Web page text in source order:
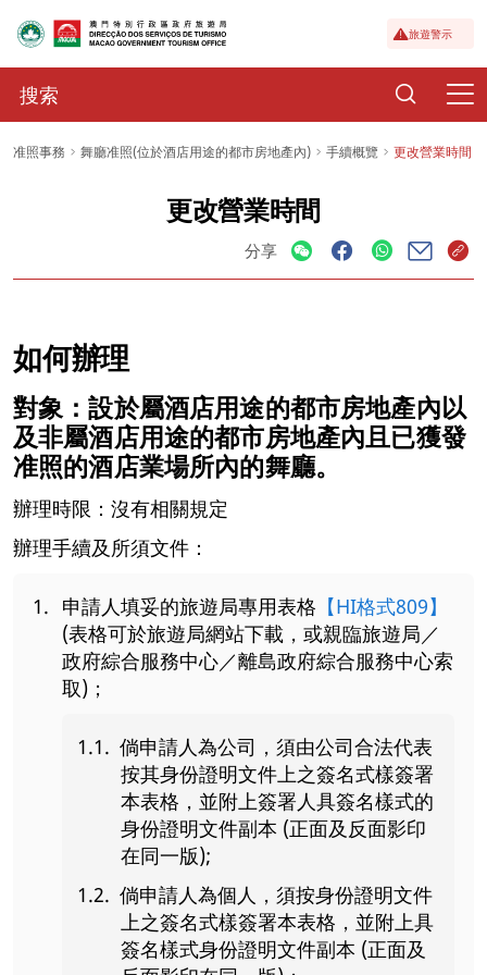
旅遊警示
准照事務 舞廳准照(位於酒店用途的都市房地產內) 手續概覽 更改營業時間
更改營業時間
分享
如何辦理
對象：設於屬酒店用途的都市房地產內以
及非屬酒店用途的都市房地產內且已獲發
准照的酒店業場所內的舞廳。
辦理時限：沒有相關規定
辦理手續及所須文件：
申請人填妥的旅遊局專用表格 【HI格式809】
(表格可於旅遊局網站下載，或親臨旅遊局／
政府綜合服務中心／離島政府綜合服務中心索
取)；
倘申請人為公司，須由公司合法代表
按其身份證明文件上之簽名式樣簽署
本表格，並附上簽署人具簽名樣式的
身份證明文件副本 (正面及反面影印
在同一版);
倘申請人為個人，須按身份證明文件
上之簽名式樣簽署本表格，並附上具
簽名樣式身份證明文件副本 (正面及